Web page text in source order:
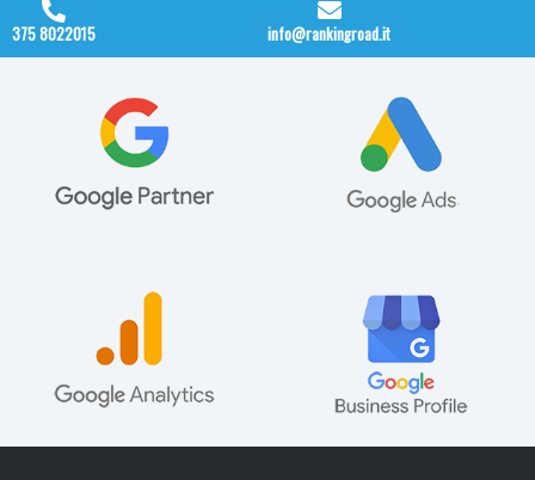
375 8022015 info@rankingroad.it